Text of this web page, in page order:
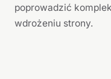
poprowadzić
wdrożeniu strony.